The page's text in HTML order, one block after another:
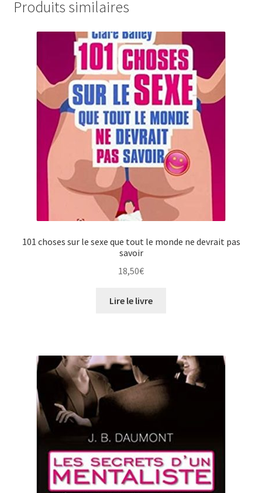
Produits similaires
101 choses sur le sexe que tout le monde ne devrait pas
savoir
18,50€
Lire le livre